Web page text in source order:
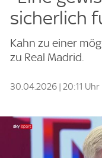
sicherlich
Kahn zu einer
zu Real Madrid.
30.04.2026 | 20:11 Uhr